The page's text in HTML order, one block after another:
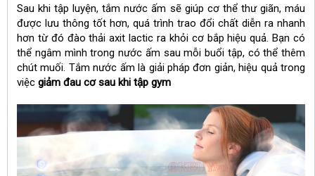
Sau khi tập luyện, tắm nước ấm sẽ giúp cơ thể thư giãn, máu
được lưu thông tốt hơn, quá trình trao đổi chất diễn ra nhanh
hơn từ đó đào thải axit lactic ra khỏi cơ bắp hiệu quả. Bạn có
thể ngâm mình trong nước ấm sau mỗi buổi tập, có thể thêm
chút muối. Tắm nước ấm là giải pháp đơn giản, hiệu quả trong
việc giảm đau cơ sau khi tập gym